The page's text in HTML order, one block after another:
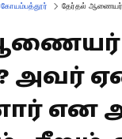
கோயம்பத்தூர் தேர்தல் ஆணையர்
அவர்
என